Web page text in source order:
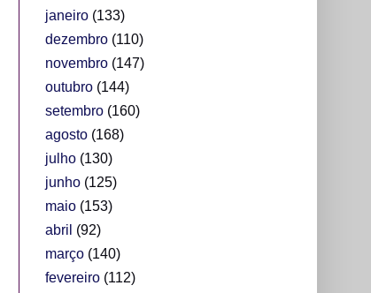
janeiro(133)
dezembro(110)
novembro(147)
outubro(144)
setembro(160)
agosto(168)
julho(130)
junho(125)
maio(153)
abril (92)
março(140)
fevereiro(112)